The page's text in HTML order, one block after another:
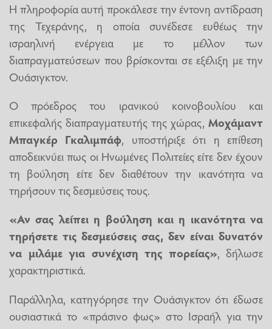
Η πληροφορία αυτή προκάλεσε την έντονη αντίδραση
της Τεχεράνης, η οποία συνέδεσε ευθέως την
ισραηλινή ενέργεια με το μέλλον των
διαπραγματεύσεων που βρίσκονται σε εξέλιξη με την
Ουάσιγκτον.
Ο πρόεδρος του ιρανικού κοινοβουλίου και
επικεφαλής διαπραγματευτής της χώρας, Μοχάμαντ
Μπαγκέρ Γκαλιμπάφ, υποστήριξε ότι η επίθεση
αποδεικνύει πως οι Ηνωμένες Πολιτείες είτε δεν έχουν
τη βούληση είτε δεν διαθέτουν την ικανότητα να
τηρήσουν τις δεσμεύσεις τους.
«Αν σας λείπει η βούληση και η ικανότητα να
τηρήσετε τις δεσμεύσεις σας, δεν είναι δυνατόν
να μιλάμε για συνέχιση της πορείας», δήλωσε
χαρακτηριστικά.
Παράλληλα, κατηγόρησε την Ουάσιγκτον ότι έδωσε
ουσιαστικά το «πράσινο φως» στο Ισραήλ για την